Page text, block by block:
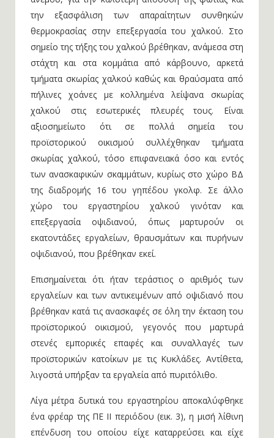
την εξασφάλιση των απαραίτητων συνθηκών
θερμοκρασίας στην επεξεργασία του χαλκού. Στο
σημείο της τήξης του χαλκού βρέθηκαν, ανάμεσα στη
στάχτη και στα κομμάτια από κάρβουνο, αρκετά
τμήματα σκωρίας χαλκού καθώς και θραύσματα από
πήλινες χοάνες με κολλημένα λείψανα σκωρίας
χαλκού στις εσωτερικές πλευρές τους. Είναι
αξιοσημείωτο ότι σε πολλά σημεία του
προϊστορικού οικισμού συλλέχθηκαν τμήματα
σκωρίας χαλκού, τόσο επιφανειακά όσο και εντός
των ανασκαφικών σκαμμάτων, κυρίως στο χώρο ΒΔ
της διαδρομής 16 του γηπέδου γκολφ. Σε άλλο
χώρο του εργαστηρίου χαλκού γινόταν και
επεξεργασία οψιδιανού, όπως μαρτυρούν οι
εκατοντάδες εργαλείων, θραυσμάτων και πυρήνων
οψιδιανού, που βρέθηκαν εκεί.
Επισημαίνεται ότι ήταν τεράστιος ο αριθμός των
εργαλείων και των αντικειμένων από οψιδιανό που
βρέθηκαν κατά τις ανασκαφές σε όλη την έκταση του
προϊστορικού οικισμού, γεγονός που μαρτυρά
στενές εμπορικές επαφές και συναλλαγές των
προϊστορικών κατοίκων με τις Κυκλάδες. Αντίθετα,
λιγοστά υπήρξαν τα εργαλεία από πυριτόλιθο.
Λίγα μέτρα δυτικά του εργαστηρίου αποκαλύφθηκε
ένα φρέαρ της ΠΕ ΙΙ περιόδου (εικ. 3), η μισή λίθινη
επένδυση του οποίου είχε καταρρεύσει και είχε